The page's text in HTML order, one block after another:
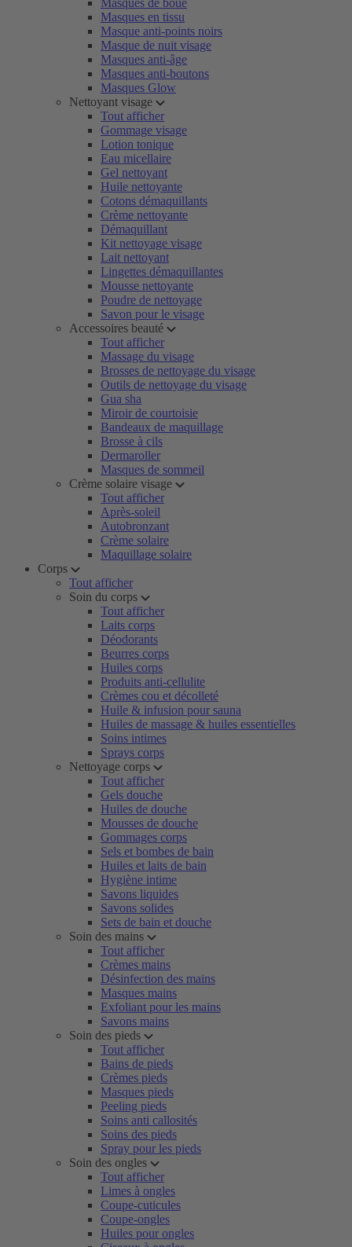
Masques de boue
Masques en tissu
Masque anti-points noirs
Masque de nuit visage
Masques anti-âge
Masques anti-boutons
Masques Glow
Nettoyant visage
Tout afficher
Gommage visage
Lotion tonique
Eau micellaire
Gel nettoyant
Huile nettoyante
Cotons démaquillants
Crème nettoyante
Démaquillant
Kit nettoyage visage
Lait nettoyant
Lingettes démaquillantes
Mousse nettoyante
Poudre de nettoyage
Savon pour le visage
Accessoires beauté
Tout afficher
Massage du visage
Brosses de nettoyage du visage
Outils de nettoyage du visage
Gua sha
Miroir de courtoisie
Bandeaux de maquillage
Brosse à cils
Dermaroller
Masques de sommeil
Crème solaire visage
Tout afficher
Après-soleil
Autobronzant
Crème solaire
Maquillage solaire
Corps
Tout afficher
Soin du corps
Tout afficher
Laits corps
Déodorants
Beurres corps
Huiles corps
Produits anti-cellulite
Crèmes cou et décolleté
Huile & infusion pour sauna
Huiles de massage & huiles essentielles
Soins intimes
Sprays corps
Nettoyage corps
Tout afficher
Gels douche
Huiles de douche
Mousses de douche
Gommages corps
Sels et bombes de bain
Huiles et laits de bain
Hygiène intime
Savons liquides
Savons solides
Sets de bain et douche
Soin des mains
Tout afficher
Crèmes mains
Désinfection des mains
Masques mains
Exfoliant pour les mains
Savons mains
Soin des pieds
Tout afficher
Bains de pieds
Crèmes pieds
Masques pieds
Peeling pieds
Soins anti callosités
Soins des pieds
Spray pour les pieds
Soin des ongles
Tout afficher
Limes à ongles
Coupe-cuticules
Coupe-ongles
Huiles pour ongles